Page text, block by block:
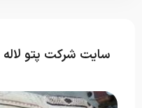
سایت شرکت پتو